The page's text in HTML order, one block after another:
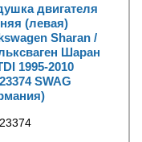
двигателя
(левая)
Sharan /
Шаран
1995-2010
SWAG